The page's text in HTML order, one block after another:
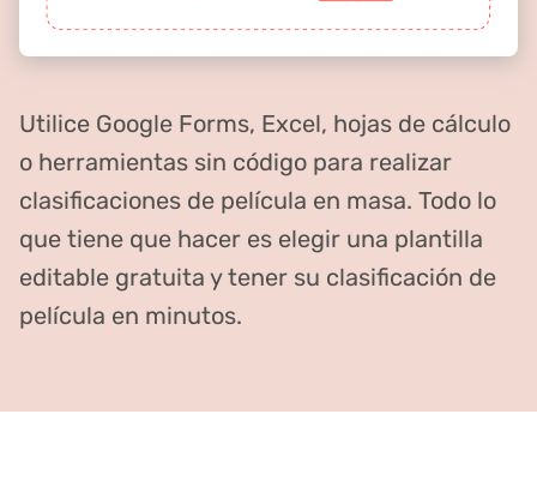
Utilice Google Forms, Excel, hojas de cálculo
o herramientas sin código para realizar
clasificaciones de película en masa. Todo lo
que tiene que hacer es elegir una plantilla
editable gratuita y tener su clasificación de
película en minutos.